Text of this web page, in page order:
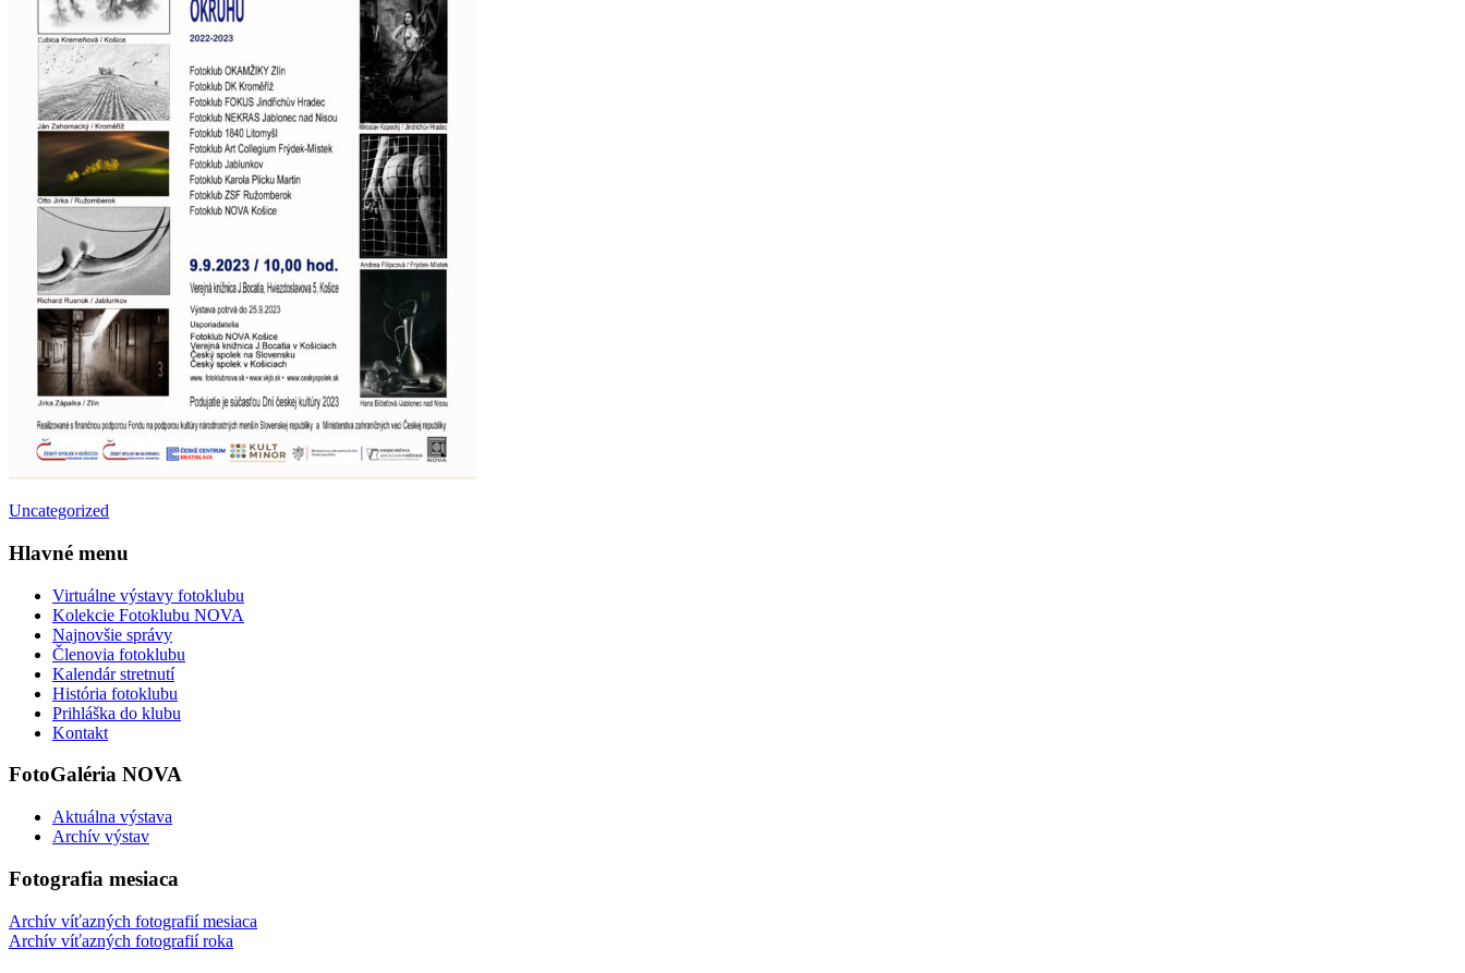
Uncategorized
Hlavné menu
Virtuálne výstavy fotoklubu
Kolekcie Fotoklubu NOVA
Najnovšie správy
Členovia fotoklubu
Kalendár stretnutí
História fotoklubu
Prihláška do klubu
Kontakt
FotoGaléria NOVA
Aktuálna výstava
Archív výstav
Fotografia mesiaca
Archív víťazných fotografií mesiaca
Archív víťazných fotografií roka